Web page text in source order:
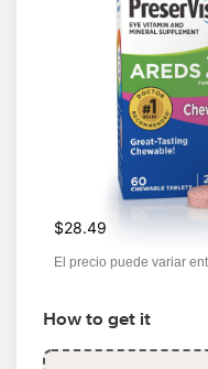
$28.49
El precio puede variar
How to get it